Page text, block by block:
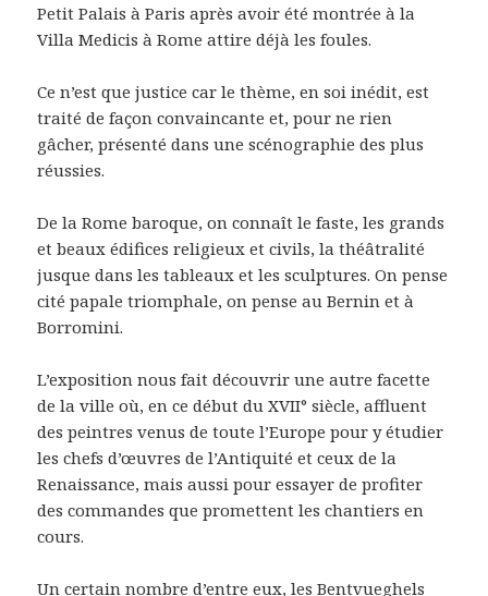
Petit Palais à Paris après avoir été montrée à la
Villa Medicis à Rome attire déjà les foules.
Ce n’est que justice car le thème, en soi inédit, est
traité de façon convaincante et, pour ne rien
gâcher, présenté dans une scénographie des plus
réussies.
De la Rome baroque, on connaît le faste, les grands
et beaux édifices religieux et civils, la théâtralité
jusque dans les tableaux et les sculptures. On pense
cité papale triomphale, on pense au Bernin et à
Borromini.
L’exposition nous fait découvrir une autre facette
de la ville où, en ce début du XVII° siècle, affluent
des peintres venus de toute l’Europe pour y étudier
les chefs d’œuvres de l’Antiquité et ceux de la
Renaissance, mais aussi pour essayer de profiter
des commandes que promettent les chantiers en
cours.
Un certain nombre d’entre eux, les Bentvueghels